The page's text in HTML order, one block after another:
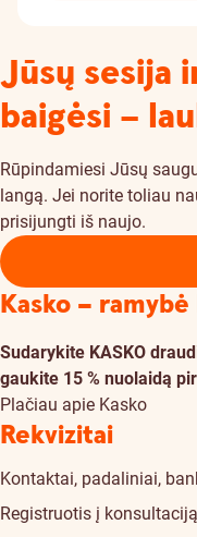
Jūsų sesija
baigėsi –
Rūpindamiesi Jūsų
langą. Jei norite toliau
prisijungti iš naujo.
Kasko –
Sudarykite KASKO
gaukite 15 % nuolaidą
Plačiau apie Kasko
Rekvizitai
Kontaktai, padaliniai,
Registruotis į konsultaciją